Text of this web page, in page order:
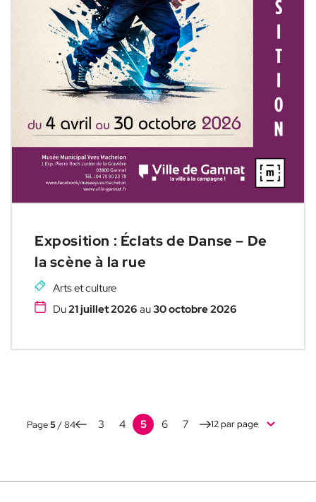
Exposition : Éclats de Danse – De
la scène à la rue
Arts et culture
Du21 juillet 2026 au30 octobre 2026
Page5/ 84 3 4 5 6 7
Nombre